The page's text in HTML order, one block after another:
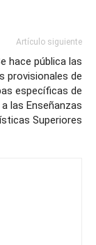
Artículo siguiente
hace pública las
provisionales de
específicas de
las Enseñanzas
Superiores